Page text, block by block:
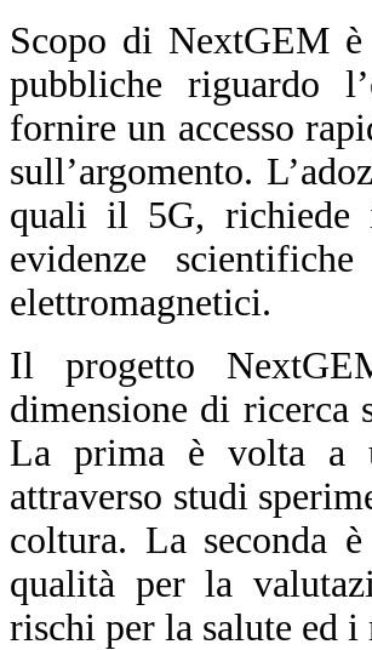
Scopo di NextGEM
pubbliche riguardo
fornire un accesso
sull’argomento.
quali il 5G, richiede
evidenze
elettromagnetici.
Il progetto
dimensione di ricerca
La prima è volta a
attraverso studi
coltura. La seconda
qualità per la
rischi per la salute ed